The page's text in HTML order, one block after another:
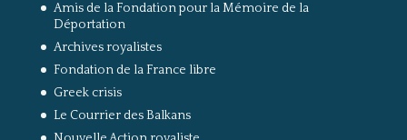
Amis de la Fondation pour la Mémoire de la
Déportation
Archives royalistes
Fondation de la France libre
Greek crisis
Le Courrier des Balkans